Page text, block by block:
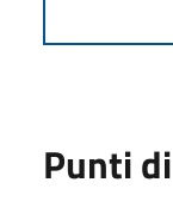
Punti